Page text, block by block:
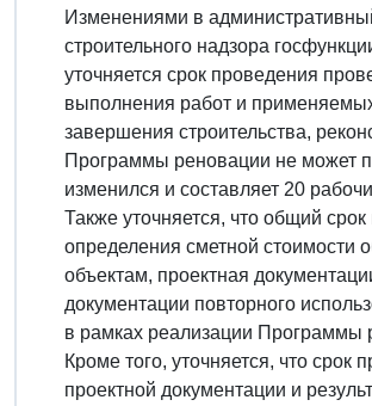
Изменениями в
строительного надзора
уточняется срок проведения
выполнения работ и
завершения строительства,
Программы реновации не может
изменился и составляет 20
Также уточняется, что общий
определения сметной стоимости
объектам, проектная
документации повторного
в рамках реализации Программы
Кроме того, уточняется, что срок
проектной документации и